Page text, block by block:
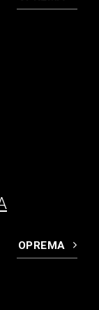
OPREMA